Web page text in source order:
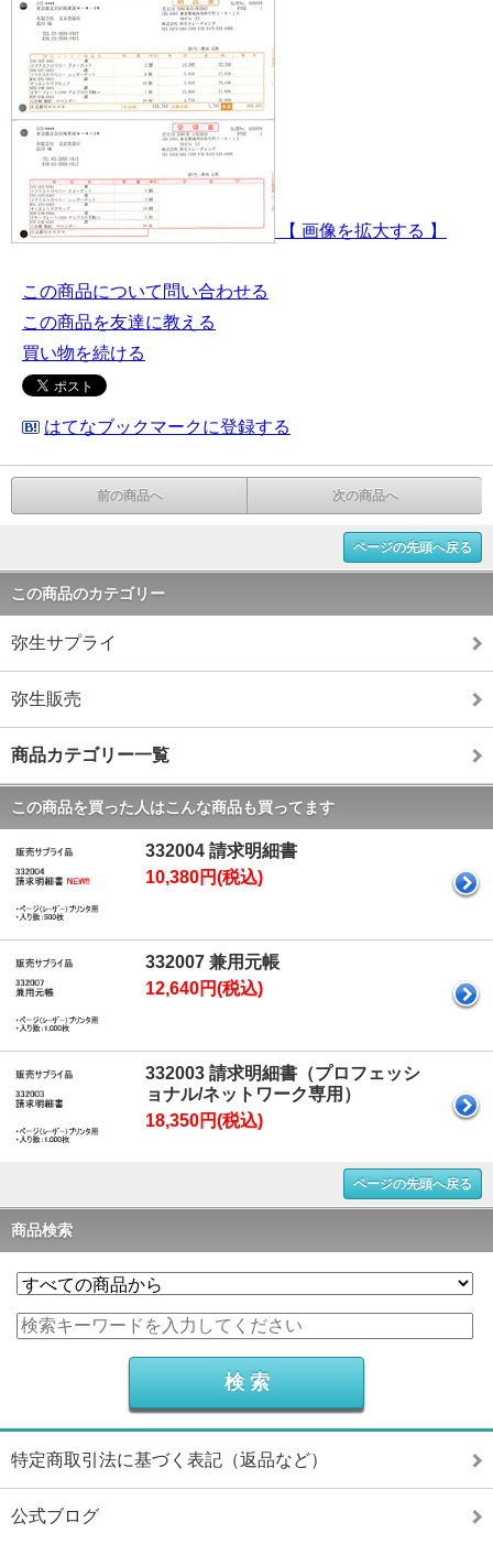
【 画像を拡大する 】
この商品について問い合わせる
この商品を友達に教える
買い物を続ける
はてなブックマークに登録する
前の商品へ 次の商品へ
ページの先頭へ戻る
この商品のカテゴリー
弥生サプライ
弥生販売
商品カテゴリー一覧
この商品を買った人はこんな商品も買ってます
332004 請求明細書
10,380円(税込)
332007 兼用元帳
12,640円(税込)
332003 請求明細書（プロフェッシ
ョナル/ネットワーク専用）
18,350円(税込)
ページの先頭へ戻る
商品検索
特定商取引法に基づく表記（返品など）
公式ブログ